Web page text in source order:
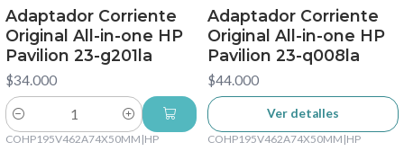
Adaptador Corriente
Original All-in-one HP
Pavilion 23-g201la
$34.000
Cantidad
Adaptador Corriente
Original All-in-one HP
Pavilion 23-q008la
$44.000
Ver detalles
COHP195V462A74X50MM |HP COHP195V462A74X50MM |HP